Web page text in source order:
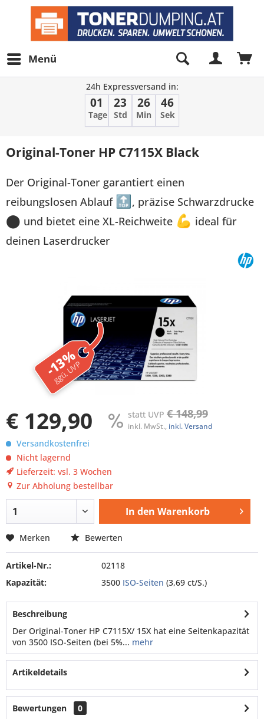
Menü
24h Expressversand in:
01
Tage
23
Std
26
Min
46
Sek
Original-Toner HP C7115X Black
Der Original-Toner garantiert einen
reibungslosen Ablauf 🔝 , präzise Schwarzdrucke
⬤ und bietet eine XL-Reichweite 💪 ideal für
deinen Laserdrucker
-13%
ggü. UVP
€ 129,90 statt UVP € 148,99
inkl. MwSt., inkl. Versand
Versandkostenfrei
Nicht lagernd
Lieferzeit: vsl. 3 Wochen
Zur Abholung bestellbar
In den Warenkorb
Merken Bewerten
Artikel-Nr.:
02118
Kapazität:
3500 ISO-Seiten (3,69 ct/S.)
Beschreibung
Der Original-Toner HP C7115X/ 15X hat eine Seitenkapazität
von 3500 ISO-Seiten (bei 5%... mehr
Artikeldetails
Bewertungen
0